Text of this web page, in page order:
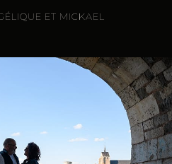
ET MICKAEL